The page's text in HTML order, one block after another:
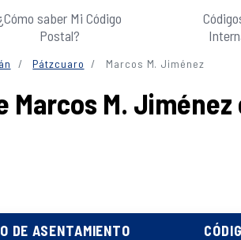
saber Mi Código
Postal?
Pátzcuaro Marcos M. Jiménez
Marcos M.
DE ASENTAMIENTO